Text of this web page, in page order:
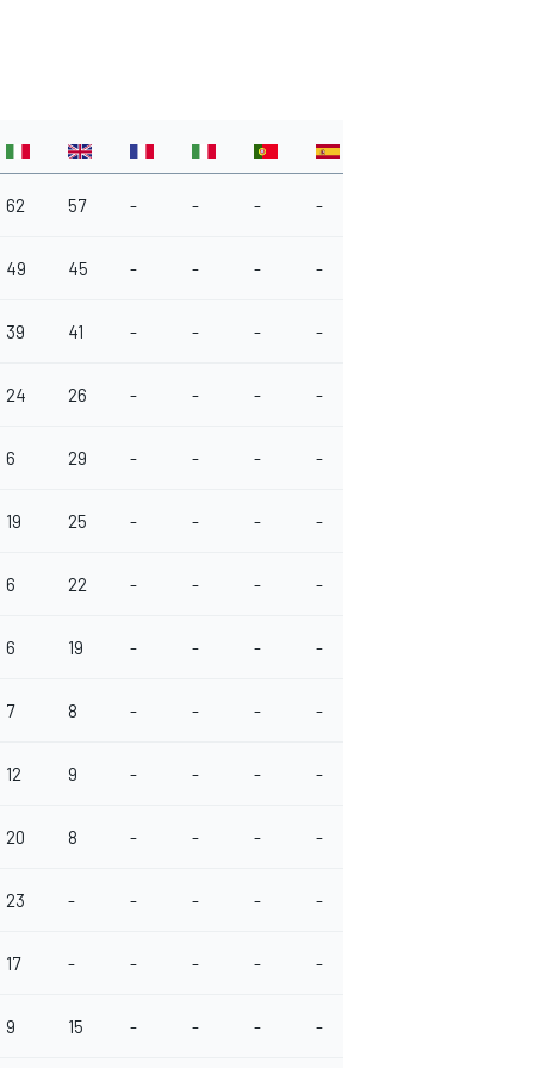
62 57 - - - -
49 45 - - - -
39 41 - - - -
24 26 - - - -
6 29 - - - -
19 25 - - - -
6 22 - - - -
6 19 - - - -
7 8 - - - -
12 9 - - - -
20 8 - - - -
23 - - - - -
17 - - - - -
9 15 - - - -